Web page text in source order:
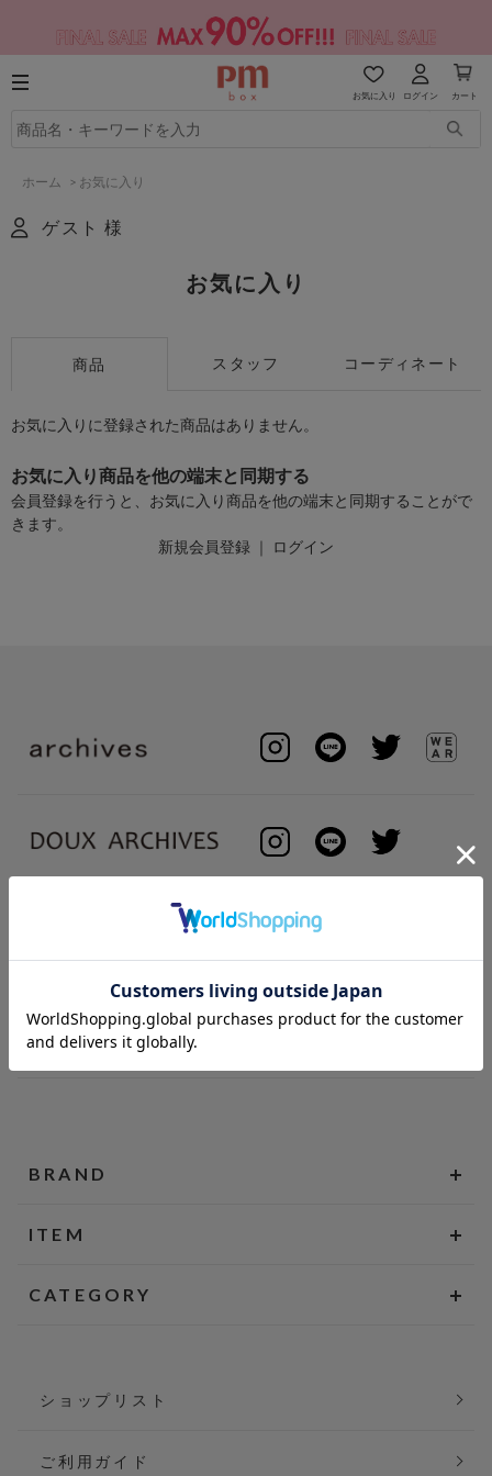
お気に入り ログイン カート
ホーム > お気に入り
ゲスト 様
お気に入り
商品 スタッフ コーディネート
お気に入りに登録された商品はありません。
お気に入り商品を他の端末と同期する
会員登録を行うと、お気に入り商品を他の端末と同期することがで
きます。
新規会員登録 ｜ ログイン
BRAND
ITEM
CATEGORY
ショップリスト
ご利用ガイド